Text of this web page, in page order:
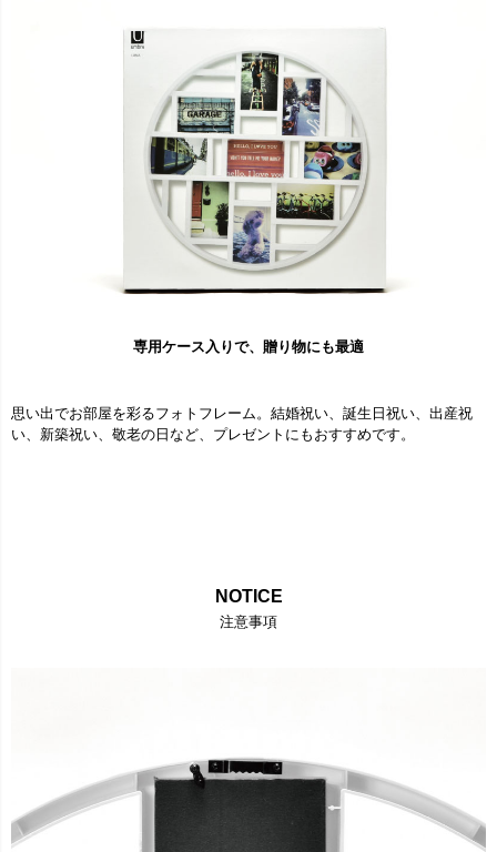
専用ケース入りで、贈り物にも最適
思い出でお部屋を彩るフォトフレーム。結婚祝い、誕生日祝い、出産祝
い、新築祝い、敬老の日など、プレゼントにもおすすめです。
NOTICE
注意事項